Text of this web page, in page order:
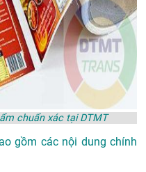
chuẩn xác tại DTMT
gồm các nội dung chính